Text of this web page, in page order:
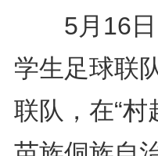
5月16日
学生足球联
联队，在“村